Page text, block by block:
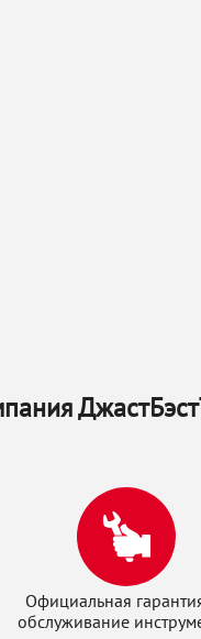
Официальная
обслуживание